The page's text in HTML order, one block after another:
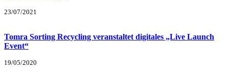
23/07/2021
Tomra Sorting Recycling veranstaltet digitales „Live Launch
Event“
19/05/2020